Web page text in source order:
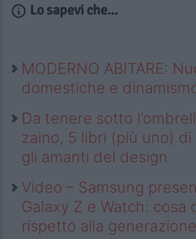
Lo sapevi che...
MODERNO ABITARE:
domestiche e
Da tenere sotto
zaino, 5 libri (più uno)
gli amanti del design
Video – Samsung
Galaxy Z e Watch: cosa
rispetto alla